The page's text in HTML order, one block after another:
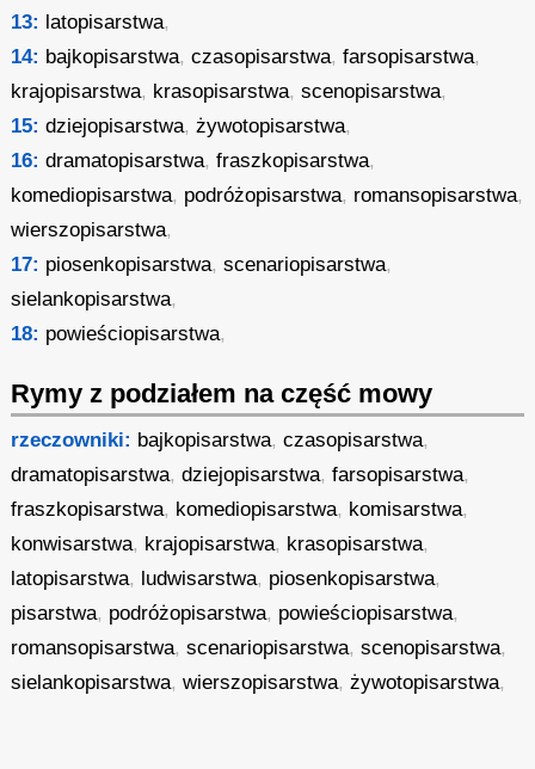
13: latopisarstwa,
14: bajkopisarstwa,czasopisarstwa,farsopisarstwa,
krajopisarstwa, krasopisarstwa,scenopisarstwa,
15: dziejopisarstwa,żywotopisarstwa,
16: dramatopisarstwa,fraszkopisarstwa,
komediopisarstwa, podróżopisarstwa, romansopisarstwa,
wierszopisarstwa,
17: piosenkopisarstwa,scenariopisarstwa,
sielankopisarstwa,
18: powieściopisarstwa,
Rymy z podziałem na część mowy
rzeczowniki: bajkopisarstwa,czasopisarstwa,
dramatopisarstwa,dziejopisarstwa,farsopisarstwa,
fraszkopisarstwa, komediopisarstwa, komisarstwa,
konwisarstwa, krajopisarstwa, krasopisarstwa,
latopisarstwa, ludwisarstwa, piosenkopisarstwa,
pisarstwa, podróżopisarstwa, powieściopisarstwa,
romansopisarstwa,scenariopisarstwa,scenopisarstwa,
sielankopisarstwa,wierszopisarstwa,żywotopisarstwa,